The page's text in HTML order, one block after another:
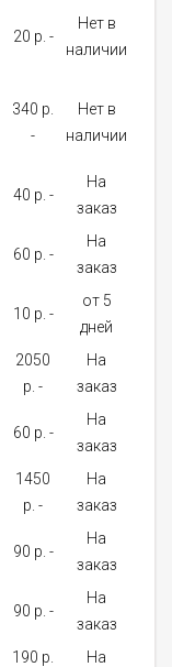
20 p. -
Нет в
наличии
340 p.
-
Нет в
наличии
40 p. -
На
заказ
60 p. -
На
заказ
10 p. -
от 5
дней
2050
p. -
На
заказ
60 p. -
На
заказ
1450
p. -
На
заказ
90 p. -
На
заказ
90 p. -
На
заказ
190 p.
На